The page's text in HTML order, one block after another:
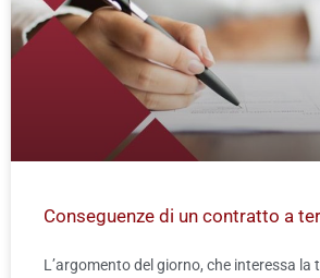
Conseguenze di un contratto a
L’argomento del giorno, che interessa la